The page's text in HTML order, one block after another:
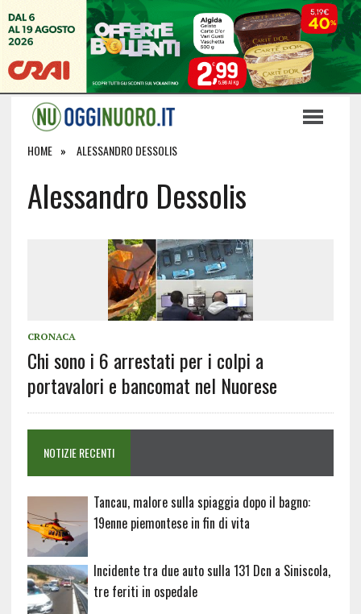
HOME ALESSANDRO DESSOLIS
Alessandro Dessolis
CRONACA
Chi sono i 6 arrestati per i colpi a
portavalori e bancomat nel Nuorese
NOTIZIE RECENTI
Tancau, malore sulla spiaggia dopo il bagno:
19enne piemontese in fin di vita
Incidente tra due auto sulla 131 Dcn a Siniscola,
tre feriti in ospedale